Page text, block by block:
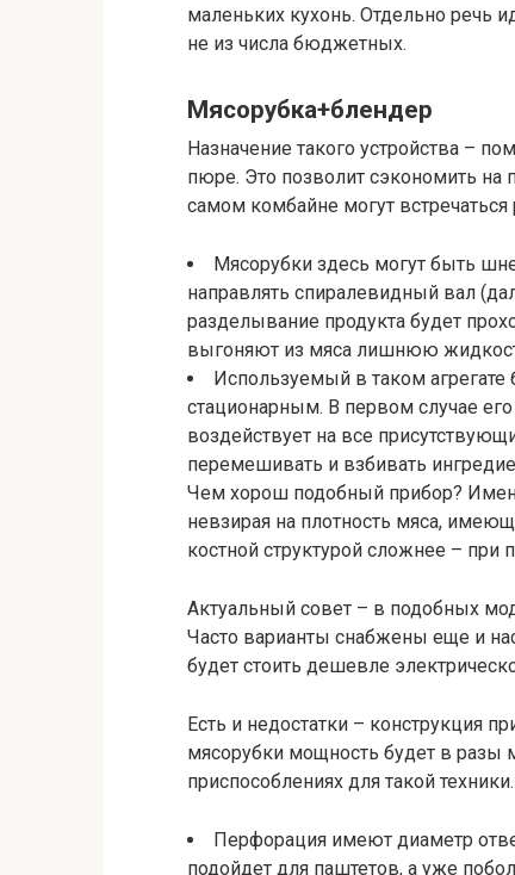
маленьких кухонь. Отдельно речь
не из числа бюджетных.
Мясорубка+блендер
Назначение такого устройства –
пюре. Это позволит сэкономить на
самом комбайне могут
Мясорубки здесь могут быть
направлять спиралевидный вал
разделывание продукта будет
выгоняют из мяса лишнюю
Используемый в таком
стационарным. В первом случае
воздействует на все
перемешивать и взбивать
Чем хорош подобный прибор?
невзирая на плотность мяса,
костной структурой сложнее – при
Актуальный совет – в подобных
Часто варианты снабжены еще и
будет стоить дешевле
Есть и недостатки – конструкция
мясорубки мощность будет в разы
приспособлениях для такой техники.
Перфорация имеют диаметр
подойдет для паштетов, а уже